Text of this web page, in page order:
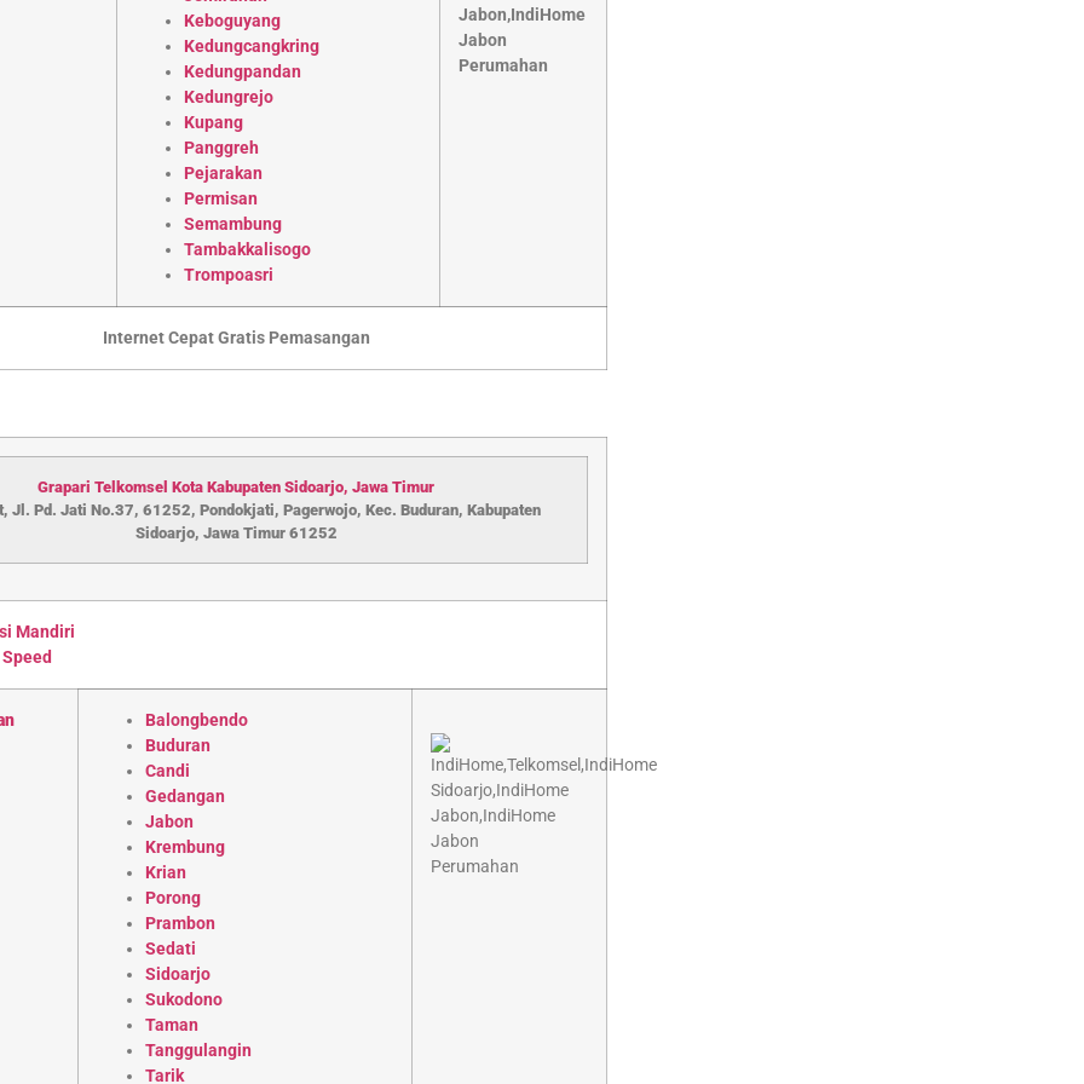
Keboguyang
Kedungcangkring
Kedungpandan
Kedungrejo
Kupang
Panggreh
Pejarakan
Permisan
Semambung
Tambakkalisogo
Trompoasri
Internet Cepat Gratis Pemasangan
Grapari Telkomsel Kota Kabupaten Sidoarjo, Jawa Timur
Jl. Pd. Jati No.37, 61252, Pondokjati, Pagerwojo, Kec. Buduran, Kabupaten
Sidoarjo, Jawa Timur 61252
Mandiri
Balongbendo
Buduran
Candi
Gedangan
Jabon
Krembung
Krian
Porong
Prambon
Sedati
Sidoarjo
Sukodono
Taman
Tanggulangin
Tarik